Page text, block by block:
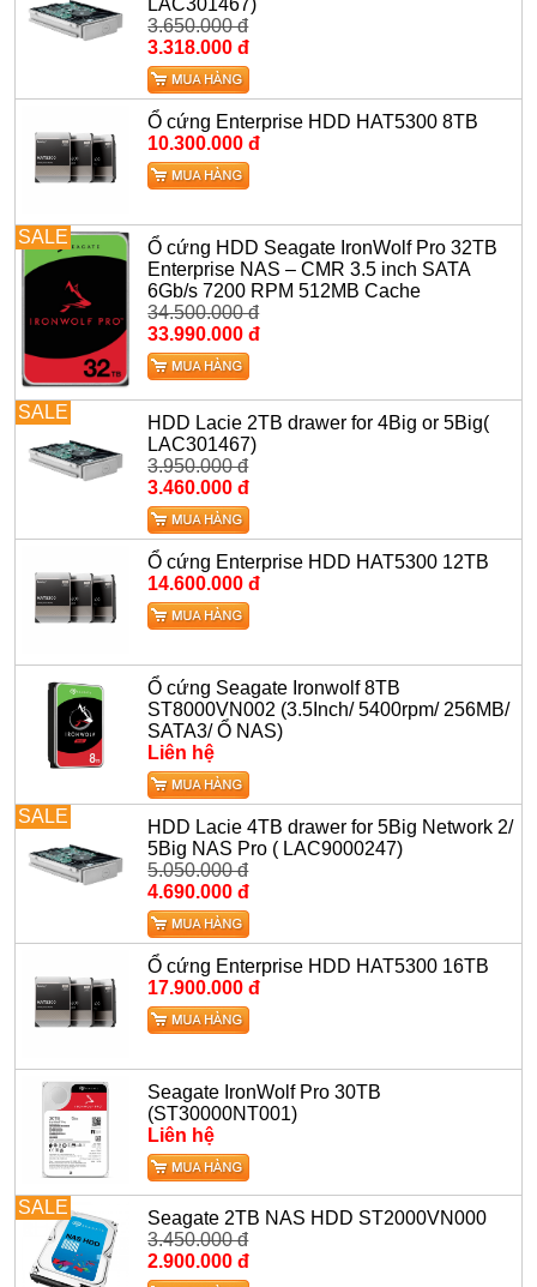
3.650.000 đ
3.318.000 đ
Ổ cứng Enterprise HDD HAT5300 8TB
10.300.000 đ
SALE
Ổ cứng HDD Seagate IronWolf Pro 32TB
Enterprise NAS – CMR 3.5 inch SATA
6Gb/s 7200 RPM 512MB Cache
34.500.000 đ
33.990.000 đ
SALE
HDD Lacie 2TB drawer for 4Big or 5Big(
LAC301467)
3.950.000 đ
3.460.000 đ
Ổ cứng Enterprise HDD HAT5300 12TB
14.600.000 đ
Ổ cứng Seagate Ironwolf 8TB
ST8000VN002 (3.5Inch/ 5400rpm/ 256MB/
SATA3/ Ổ NAS)
Liên hệ
SALE
HDD Lacie 4TB drawer for 5Big Network 2/
5Big NAS Pro ( LAC9000247)
5.050.000 đ
4.690.000 đ
Ổ cứng Enterprise HDD HAT5300 16TB
17.900.000 đ
Seagate IronWolf Pro 30TB
(ST30000NT001)
Liên hệ
SALE
Seagate 2TB NAS HDD ST2000VN000
3.450.000 đ
2.900.000 đ